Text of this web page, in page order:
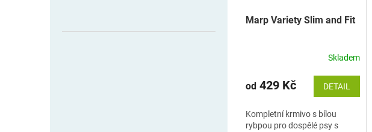
Marp Variety Slim and Fit
Skladem
od 429 Kč DETAIL
Kompletní krmivo s bílou
rybpou pro dospělé psy s